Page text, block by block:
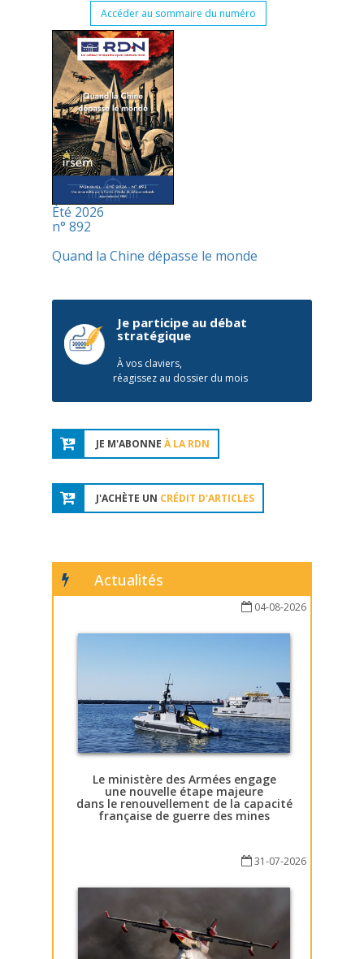
Accéder au sommaire du numéro
Été 2026
n° 892
Quand la Chine dépasse le monde
Je participe au débat
stratégique
À vos claviers,
réagissez au dossier du mois
JE M'ABONNE À LA RDN
J'ACHÈTE UN CRÉDIT D'ARTICLES
Actualités
04-08-2026
Le ministère des Armées engage
une nouvelle étape majeure
dans le renouvellement de la capacité
française de guerre des mines
31-07-2026